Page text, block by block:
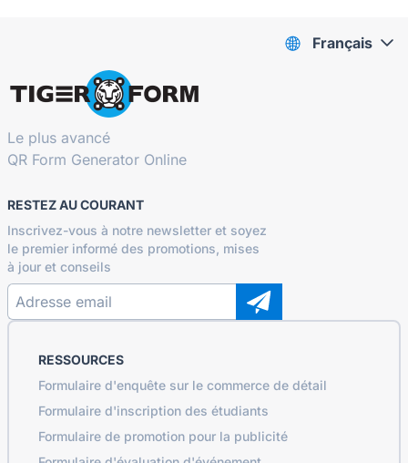
Le plus avancé
QR Form Generator Online
RESTEZ AU COURANT
Inscrivez-vous à notre newsletter et soyez
le premier informé des promotions, mises
à jour et conseils
RESSOURCES
Formulaire d'enquête sur le commerce de détail
Formulaire d'inscription des étudiants
Formulaire de promotion pour la publicité
Français